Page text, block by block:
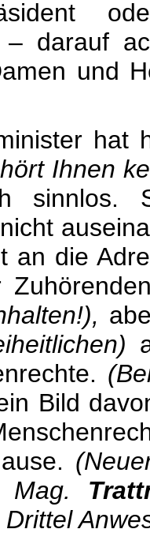
– darauf
und
hat
Ihnen
sinnlos.
an die
Bild
Mag.